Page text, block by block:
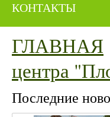
КОНТАКТЫ
ГЛАВНАЯ
центра
Последние